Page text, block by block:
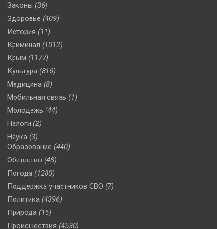
Законы (36)
Здоровье (409)
История (11)
Криминал (1012)
Крым (1177)
Культура (816)
Медицина (8)
Мобильная связь (1)
Молодежь (44)
Налоги (2)
Наука (3)
Образование (440)
Общество (48)
Погода (1280)
Поддержка участников СВО (7)
Политика (4396)
Природа (16)
Происшествия (4530)